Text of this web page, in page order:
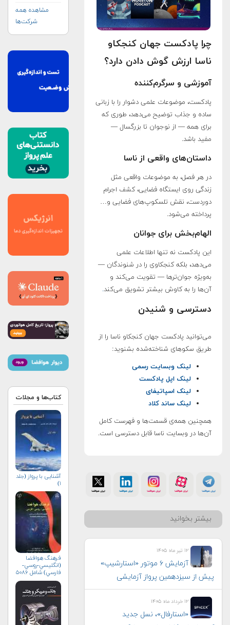
چرا پادکست جهان کنجکاو
ناسا ارزش گوش دادن دارد؟
آموزشی و سرگرم‌کننده
پادکست، موضوعات علمی دشوار را با زبانی
ساده و جذاب توضیح می‌دهد، طوری که
برای همه — از نوجوان تا بزرگسال —
مفید باشد.
داستان‌های واقعی از ناسا
در هر فصل، به موضوعات واقعی مثل
زندگی روی ایستگاه فضایی، کشف اجرام
دوردست، نقش تلسکوپ‌های فضایی و…
پرداخته می‌شود.
الهام‌بخش برای جوانان
این پادکست نه تنها اطلاعات علمی
می‌دهد، بلکه کنجکاوی را در شنوندگان —
به‌ویژه جوان‌ترها — تقویت می‌کند و
آن‌ها را به کاوش بیشتر تشویق می‌کند.
دسترسی و شنیدن
می‌توانید پادکست جهان کنجکاو ناسا را از
طریق سکوهای شناخته‌شده بشنوید:
لینک وبسایت رسمی
لینک اپل پادکست
لینک اسپاتیفای
لینک ساند کلاد
همچنین همه‌ی قسمت‌ها و فهرست کامل
آن‌ها در وبسایت ناسا قابل دسترسی است.
بیشتر بخوانید
۱۲ تیر ماه ۱۴۰۵
آزمایش ۶ موتور «استارشیپ»
پیش از سیزدهمین پرواز آزمایشی
۱۲ خرداد ماه ۱۴۰۵
«استارفال»، نسل جدید
مشاهده همه
شرکت‌ها
کتاب‌ها و مجلات
آشنایی با پرواز (جلد
۱)
فرهنگ هوافضا
(انگليسي-روسي-
فارسي) شامل ۵۰۸۶
واژه‌ی علمي و فني